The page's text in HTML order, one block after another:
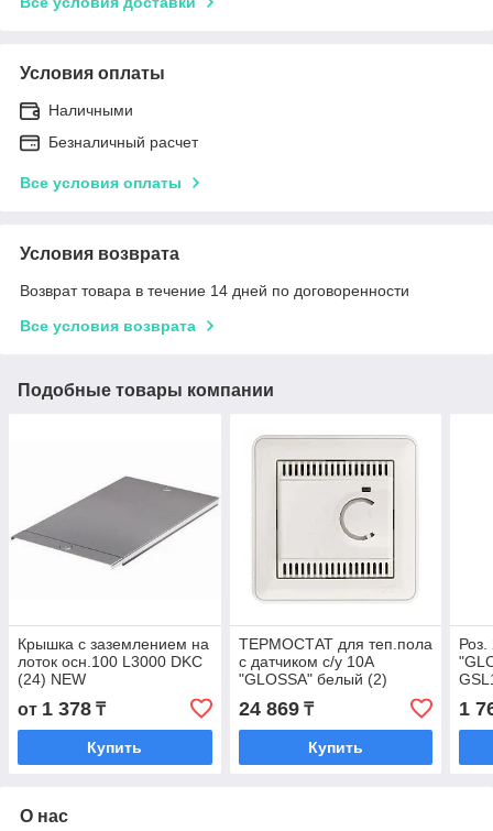
Условия оплаты
Наличными
Безналичный расчет
Все условия оплаты
Условия возврата
Возврат товара в течение 14 дней по договоренности
Все условия возврата
Подобные товары компании
Крышка с заземлением на
лоток осн.100 L3000 DKC
(24) NEW
от 1 378 ₸
Купить
ТЕРМОСТАТ для теп.пола
с датчиком с/у 10А
"GLOSSA" белый (2)
GSL138 NEW
24 869₸
Купить
Роз.
1
О нас